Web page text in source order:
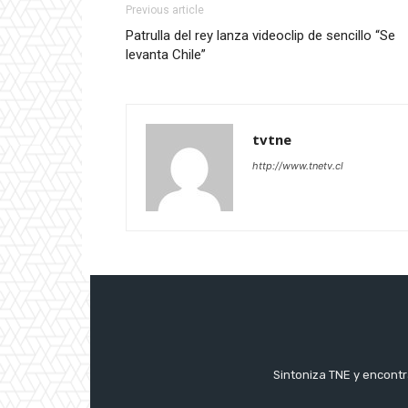
Previous article
Patrulla del rey lanza videoclip de sencillo “Se
levanta Chile”
tvtne
http://www.tnetv.cl
Sintoniza TNE y